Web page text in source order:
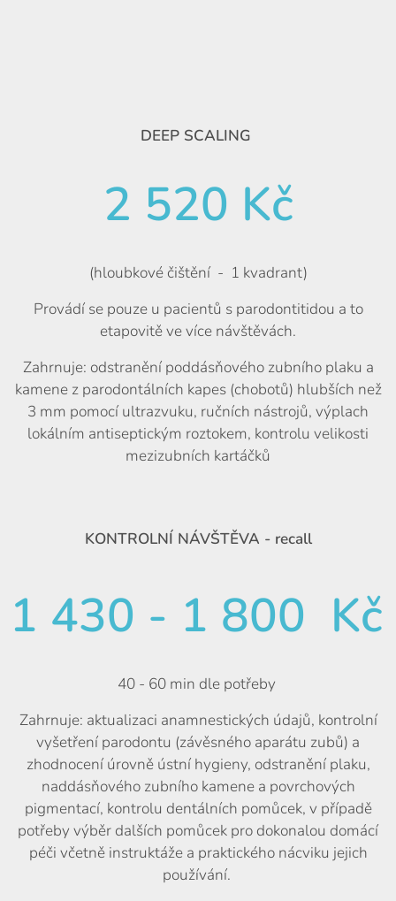
DEEP SCALING
2 520 Kč
(hloubkové čištění - 1 kvadrant)
Provádí se pouze u pacientů s parodontitidou a to
etapovitě ve více návštěvách.
Zahrnuje: odstranění poddásňového zubního plaku a
kamene z parodontálních kapes (chobotů) hlubších než
3 mm pomocí ultrazvuku, ručních nástrojů, výplach
lokálním antiseptickým roztokem, kontrolu velikosti
mezizubních kartáčků
KONTROLNÍ NÁVŠTĚVA - recall
1 430 - 1 800 Kč
40 - 60 min dle potřeby
Zahrnuje: aktualizaci anamnestických údajů, kontrolní
vyšetření parodontu (závěsného aparátu zubů) a
zhodnocení úrovně ústní hygieny, odstranění plaku,
naddásňového zubního kamene a povrchových
pigmentací, kontrolu dentálních pomůcek, v případě
potřeby výběr dalších pomůcek pro dokonalou domácí
péči včetně instruktáže a praktického nácviku jejich
používání.